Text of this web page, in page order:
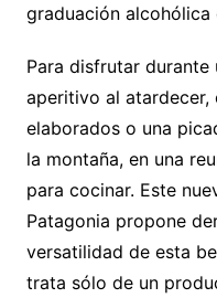
graduación alcohólica
Para disfrutar
aperitivo al
elaborados o una
la montaña, en una
para cocinar. Este
Patagonia propone
versatilidad de esta
trata sólo de un